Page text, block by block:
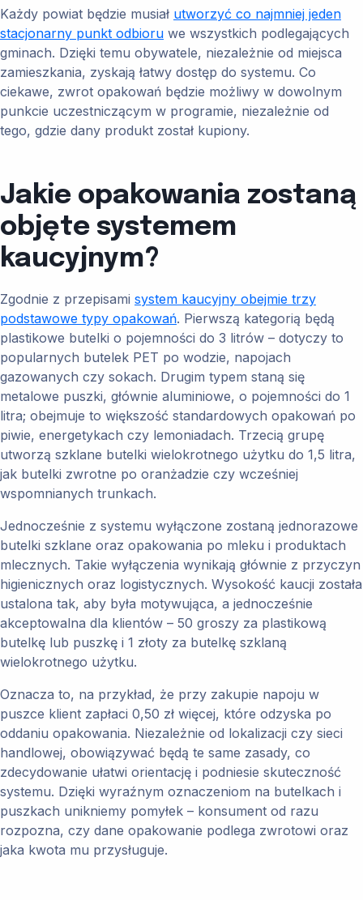
Każdy powiat będzie musiał utworzyć co najmniej jeden
stacjonarny punkt odbioru we wszystkich podlegających
gminach. Dzięki temu obywatele, niezależnie od miejsca
zamieszkania, zyskają łatwy dostęp do systemu. Co
ciekawe, zwrot opakowań będzie możliwy w dowolnym
punkcie uczestniczącym w programie, niezależnie od
tego, gdzie dany produkt został kupiony.
Jakie opakowania zostaną
objęte systemem
kaucyjnym?
Zgodnie z przepisami system kaucyjny obejmie trzy
podstawowe typy opakowań. Pierwszą kategorią będą
plastikowe butelki o pojemności do 3 litrów – dotyczy to
popularnych butelek PET po wodzie, napojach
gazowanych czy sokach. Drugim typem staną się
metalowe puszki, głównie aluminiowe, o pojemności do 1
litra; obejmuje to większość standardowych opakowań po
piwie, energetykach czy lemoniadach. Trzecią grupę
utworzą szklane butelki wielokrotnego użytku do 1,5 litra,
jak butelki zwrotne po oranżadzie czy wcześniej
wspomnianych trunkach.
Jednocześnie z systemu wyłączone zostaną jednorazowe
butelki szklane oraz opakowania po mleku i produktach
mlecznych. Takie wyłączenia wynikają głównie z przyczyn
higienicznych oraz logistycznych. Wysokość kaucji została
ustalona tak, aby była motywująca, a jednocześnie
akceptowalna dla klientów – 50 groszy za plastikową
butelkę lub puszkę i 1 złoty za butelkę szklaną
wielokrotnego użytku.
Oznacza to, na przykład, że przy zakupie napoju w
puszce klient zapłaci 0,50 zł więcej, które odzyska po
oddaniu opakowania. Niezależnie od lokalizacji czy sieci
handlowej, obowiązywać będą te same zasady, co
zdecydowanie ułatwi orientację i podniesie skuteczność
systemu. Dzięki wyraźnym oznaczeniom na butelkach i
puszkach unikniemy pomyłek – konsument od razu
rozpozna, czy dane opakowanie podlega zwrotowi oraz
jaka kwota mu przysługuje.